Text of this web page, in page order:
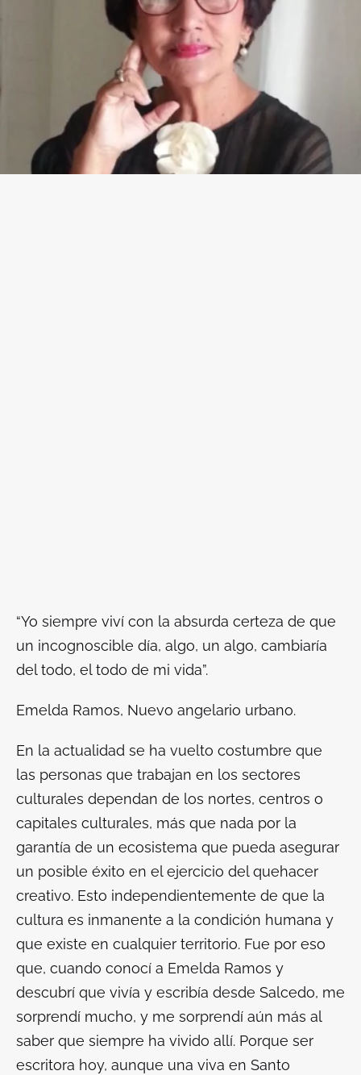
“Yo siempre viví con la absurda certeza de que
un incognoscible día, algo, un algo, cambiaría
del todo, el todo de mi vida”.
Emelda Ramos, Nuevo angelario urbano.
En la actualidad se ha vuelto costumbre que
las personas que trabajan en los sectores
culturales dependan de los nortes, centros o
capitales culturales, más que nada por la
garantía de un ecosistema que pueda asegurar
un posible éxito en el ejercicio del quehacer
creativo. Esto independientemente de que la
cultura es inmanente a la condición humana y
que existe en cualquier territorio. Fue por eso
que, cuando conocí a Emelda Ramos y
descubrí que vivía y escribía desde Salcedo, me
sorprendí mucho, y me sorprendí aún más al
saber que siempre ha vivido allí. Porque ser
escritora hoy, aunque una viva en Santo